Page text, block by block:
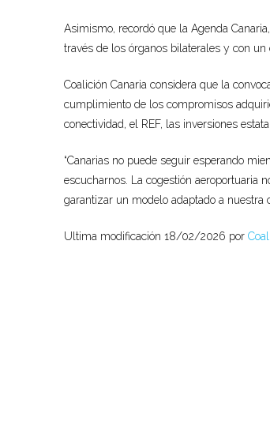
Asimismo, recordó que la Agenda
través de los órganos bilaterales y con
Coalición Canaria considera que la
cumplimiento de los compromisos
conectividad, el REF, las inversiones
“Canarias no puede seguir esperando
escucharnos. La cogestión aeroportuaria
garantizar un modelo adaptado a nuestra
Ultima modificación 18/02/2026 por